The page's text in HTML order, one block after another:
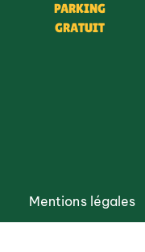
PARKING
GRATUIT
Mentions légales